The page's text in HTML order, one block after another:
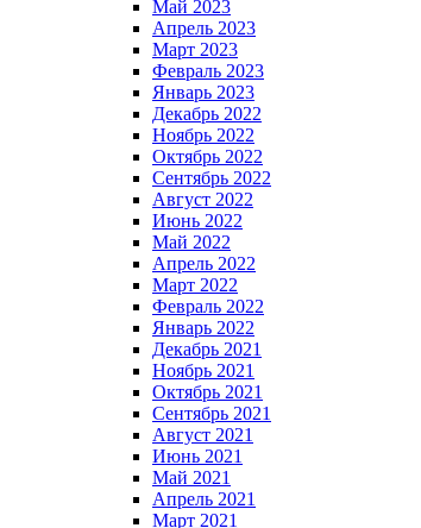
Май 2023
Апрель 2023
Март 2023
Февраль 2023
Январь 2023
Декабрь 2022
Ноябрь 2022
Октябрь 2022
Сентябрь 2022
Август 2022
Июнь 2022
Май 2022
Апрель 2022
Март 2022
Февраль 2022
Январь 2022
Декабрь 2021
Ноябрь 2021
Октябрь 2021
Сентябрь 2021
Август 2021
Июнь 2021
Май 2021
Апрель 2021
Март 2021